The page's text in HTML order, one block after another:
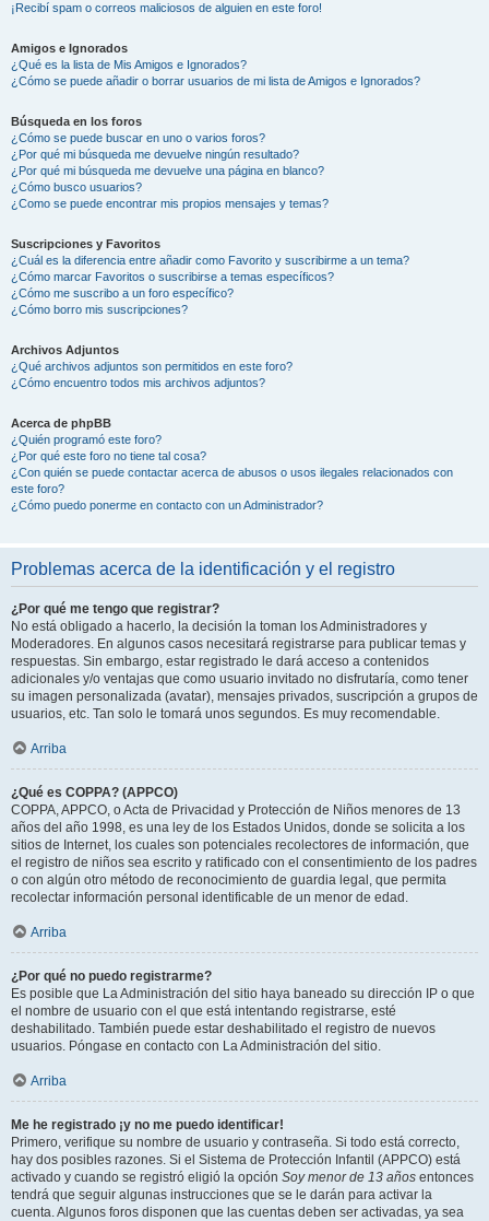
¡Recibí spam o correos maliciosos de alguien en este foro!
Amigos e Ignorados
¿Qué es la lista de Mis Amigos e Ignorados?
¿Cómo se puede añadir o borrar usuarios de mi lista de Amigos e Ignorados?
Búsqueda en los foros
¿Cómo se puede buscar en uno o varios foros?
¿Por qué mi búsqueda me devuelve ningún resultado?
¿Por qué mi búsqueda me devuelve una página en blanco?
¿Cómo busco usuarios?
¿Como se puede encontrar mis propios mensajes y temas?
Suscripciones y Favoritos
¿Cuál es la diferencia entre añadir como Favorito y suscribirme a un tema?
¿Cómo marcar Favoritos o suscribirse a temas específicos?
¿Cómo me suscribo a un foro específico?
¿Cómo borro mis suscripciones?
Archivos Adjuntos
¿Qué archivos adjuntos son permitidos en este foro?
¿Cómo encuentro todos mis archivos adjuntos?
Acerca de phpBB
¿Quién programó este foro?
¿Por qué este foro no tiene tal cosa?
¿Con quién se puede contactar acerca de abusos o usos ilegales relacionados con
este foro?
¿Cómo puedo ponerme en contacto con un Administrador?
Problemas acerca de la identificación y el registro
¿Por qué me tengo que registrar?
No está obligado a hacerlo, la decisión la toman los Administradores y
Moderadores. En algunos casos necesitará registrarse para publicar temas y
respuestas. Sin embargo, estar registrado le dará acceso a contenidos
adicionales y/o ventajas que como usuario invitado no disfrutaría, como tener
su imagen personalizada (avatar), mensajes privados, suscripción a grupos de
usuarios, etc. Tan solo le tomará unos segundos. Es muy recomendable.
Arriba
¿Qué es COPPA? (APPCO)
COPPA, APPCO, o Acta de Privacidad y Protección de Niños menores de 13
años del año 1998, es una ley de los Estados Unidos, donde se solicita a los
sitios de Internet, los cuales son potenciales recolectores de información, que
el registro de niños sea escrito y ratificado con el consentimiento de los padres
o con algún otro método de reconocimiento de guardia legal, que permita
recolectar información personal identificable de un menor de edad.
Arriba
¿Por qué no puedo registrarme?
Es posible que La Administración del sitio haya baneado su dirección IP o que
el nombre de usuario con el que está intentando registrarse, esté
deshabilitado. También puede estar deshabilitado el registro de nuevos
usuarios. Póngase en contacto con La Administración del sitio.
Arriba
Me he registrado ¡y no me puedo identificar!
Primero, verifique su nombre de usuario y contraseña. Si todo está correcto,
hay dos posibles razones. Si el Sistema de Protección Infantil (APPCO) está
activado y cuando se registró eligió la opción Soy menor de 13 años entonces
tendrá que seguir algunas instrucciones que se le darán para activar la
cuenta. Algunos foros disponen que las cuentas deben ser activadas, ya sea